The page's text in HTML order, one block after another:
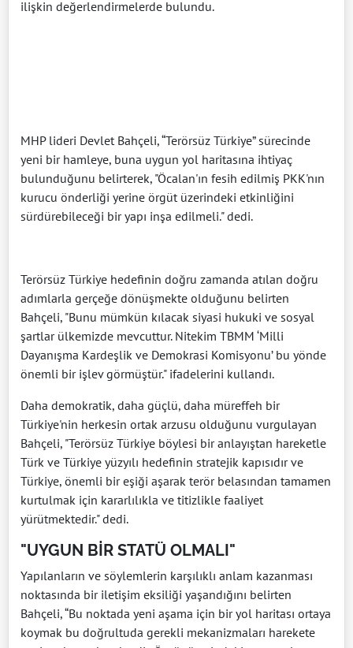
ilişkin değerlendirmelerde bulundu.
MHP lideri Devlet Bahçeli, “Terörsüz Türkiye” sürecinde
yeni bir hamleye, buna uygun yol haritasına ihtiyaç
bulunduğunu belirterek, "Öcalan'ın fesih edilmiş PKK'nın
kurucu önderliği yerine örgüt üzerindeki etkinliğini
sürdürebileceği bir yapı inşa edilmeli." dedi.
Terörsüz Türkiye hedefinin doğru zamanda atılan doğru
adımlarla gerçeğe dönüşmekte olduğunu belirten
Bahçeli, "Bunu mümkün kılacak siyasi hukuki ve sosyal
şartlar ülkemizde mevcuttur. Nitekim TBMM ‘Milli
Dayanışma Kardeşlik ve Demokrasi Komisyonu’ bu yönde
önemli bir işlev görmüştür." ifadelerini kullandı.
Daha demokratik, daha güçlü, daha müreffeh bir
Türkiye'nin herkesin ortak arzusu olduğunu vurgulayan
Bahçeli, "Terörsüz Türkiye böylesi bir anlayıştan hareketle
Türk ve Türkiye yüzyılı hedefinin stratejik kapısıdır ve
Türkiye, önemli bir eşiği aşarak terör belasından tamamen
kurtulmak için kararlılıkla ve titizlikle faaliyet
yürütmektedir." dedi.
"UYGUN BİR STATÜ OLMALI"
Yapılanların ve söylemlerin karşılıklı anlam kazanması
noktasında bir iletişim eksiliği yaşandığını belirten
Bahçeli, “Bu noktada yeni aşama için bir yol haritası ortaya
koymak bu doğrultuda gerekli mekanizmaları harekete